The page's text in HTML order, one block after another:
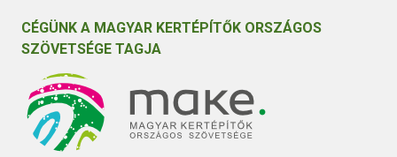
CÉGÜNK A MAGYAR KERTÉPÍTŐK ORSZÁGOS
SZÖVETSÉGE TAGJA